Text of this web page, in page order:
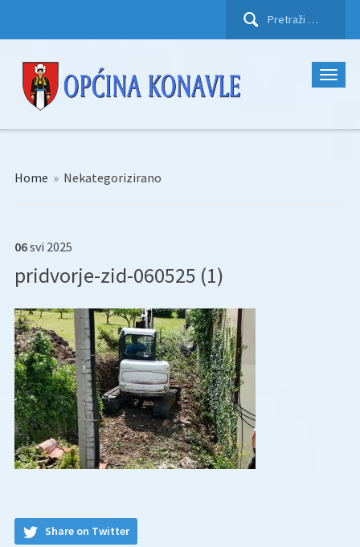
Pretraži:
Home » Nekategorizirano
06svi 2025
pridvorje-zid-060525 (1)
Share on Twitter